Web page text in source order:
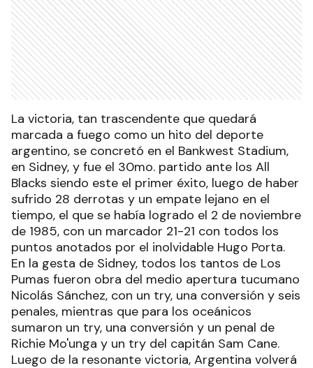
La victoria, tan trascendente que quedará
marcada a fuego como un hito del deporte
argentino, se concretó en el Bankwest Stadium,
en Sidney, y fue el 30mo. partido ante los All
Blacks siendo este el primer éxito, luego de haber
sufrido 28 derrotas y un empate lejano en el
tiempo, el que se había logrado el 2 de noviembre
de 1985, con un marcador 21-21 con todos los
puntos anotados por el inolvidable Hugo Porta.
En la gesta de Sidney, todos los tantos de Los
Pumas fueron obra del medio apertura tucumano
Nicolás Sánchez, con un try, una conversión y seis
penales, mientras que para los oceánicos
sumaron un try, una conversión y un penal de
Richie Mo'unga y un try del capitán Sam Cane.
Luego de la resonante victoria, Argentina volverá